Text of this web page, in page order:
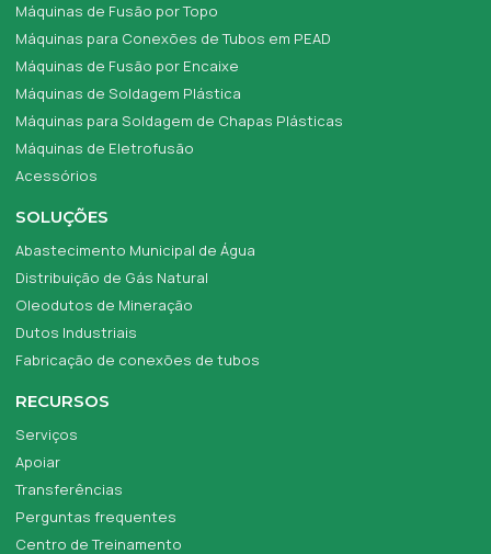
Máquinas de Fusão por Topo
Máquinas para Conexões de Tubos em PEAD
Máquinas de Fusão por Encaixe
Máquinas de Soldagem Plástica
Máquinas para Soldagem de Chapas Plásticas
Máquinas de Eletrofusão
Acessórios
SOLUÇÕES
Abastecimento Municipal de Água
Distribuição de Gás Natural
Oleodutos de Mineração
Dutos Industriais
Fabricação de conexões de tubos
RECURSOS
Serviços
Apoiar
Transferências
Perguntas frequentes
Centro de Treinamento